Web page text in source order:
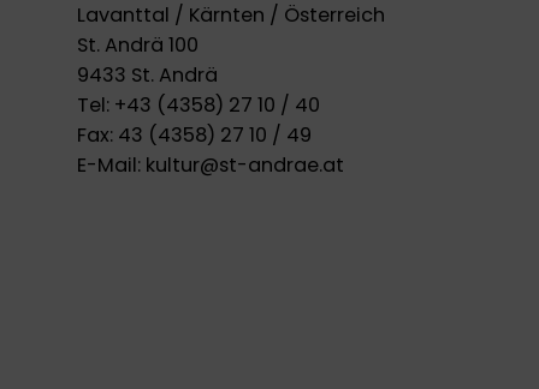
Lavanttal / Kärnten / Österreich
St. Andrä 100
9433 St. Andrä
Tel: +43 (4358) 27 10 / 40
Fax: 43 (4358) 27 10 / 49
E-Mail: kultur@st-andrae.at